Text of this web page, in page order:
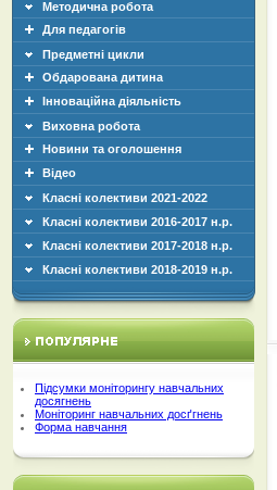
Методична робота
Для педагогів
Предметні цикли
Обдарована дитина
Інноваційна діяльність
Виховна робота
Новини та оголошення
Відео
Класні колективи 2021-2022
Класні колективи 2016-2017 н.р.
Класні колективи 2017-2018 н.р.
Класні колективи 2018-2019 н.р.
Підсумки моніторингу навчальних
досягнень
Моніторинг навчальних досґгнень
Форма навчання